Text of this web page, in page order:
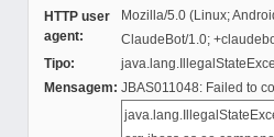
HTTP user
agent:
Mozilla/5.0 (Linux;
ClaudeBot/1.0;
Tipo:
Mensagem: JBAS011048: Failed to